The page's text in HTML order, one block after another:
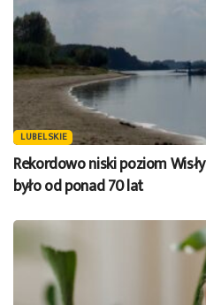
LUBELSKIE
Rekordowo niski poziom
było od ponad 70 lat